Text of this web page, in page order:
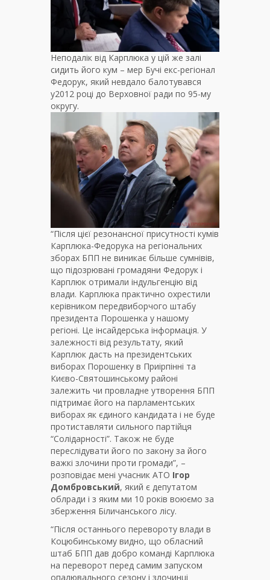
Неподалік від Карплюка у цій же залі
сидить його кум – мер Бучі екс-регіонал
Федорук, який невдало балотувався
у2012 році до Верховної ради по 95-му
округу.
“Після цієї резонансної присутності кумів
Карплюка-Федорука на регіональних
зборах БПП не виникає більше сумнівів,
що підозрювані громадяни Федорук і
Карплюк отримали індульгенцію від
влади. Карплюка практично охрестили
керівником передвиборчого штабу
президента Порошенка у нашому
регіоні. Це інсайдерська інформація. У
залежності від результату, який
Карплюк дасть на президентських
виборах Порошенку в Приірпінні та
Києво-Святошинському районі
залежить чи провладне утворення БПП
підтримає його на парламентських
виборах як єдиного кандидата і не буде
протиставляти сильного партійця
“Солідарності”. Також не буде
переслідувати його по закону за його
важкі злочини проти громади”, –
розповідає мені учасник АТО Ігор
Домбровський, який є депутатом
облради і з яким ми 10 років воюємо за
зберження Біличанського лісу.
“Після останнього перевороту влади в
Коцюбинському видно, що обласний
штаб БПП дав добро команді Карплюка
на переворот перед самим запуском
опалювального сезону і злочинці